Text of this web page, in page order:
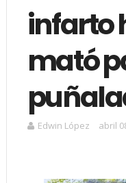
infarto
mató
Edwin López abril